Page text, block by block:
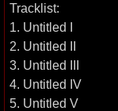
Tracklist:
1. Untitled I
2. Untitled II
3. Untitled III
4. Untitled IV
5. Untitled V